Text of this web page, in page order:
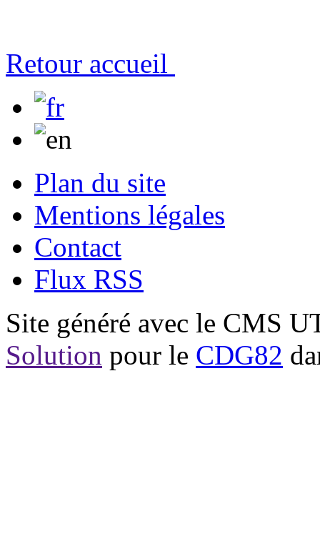
Retour accueil
Plan du site
Mentions légales
Contact
Flux RSS
Site généré avec le CMS
Solution pour le CDG82